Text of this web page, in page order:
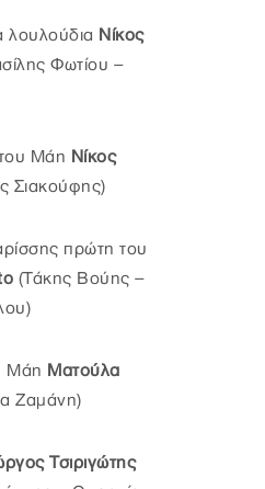
Νίκος
Φωτίου –
Μάη Νίκος
Σιακούφης)
πρώτη του
(Τάκης Βούης –
Μάη Ματούλα
Ζαμάνη)
Τσιριγώτης